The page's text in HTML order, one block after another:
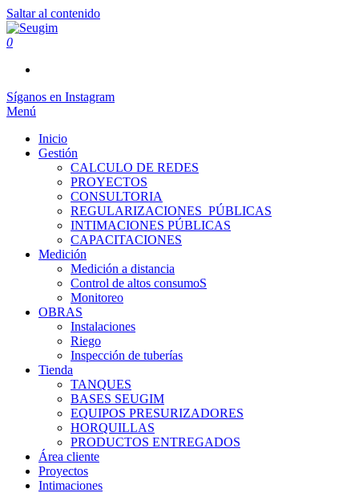
Saltar al contenido
0
Síganos en Instagram
Menú
Inicio
Gestión
CALCULO DE REDES
PROYECTOS
CONSULTORIA
REGULARIZACIONES_PÚBLICAS
INTIMACIONES PÚBLICAS
CAPACITACIONES
Medición
Medición a distancia
Control de altos consumoS
Monitoreo
OBRAS
Instalaciones
Riego
Inspección de tuberías
Tienda
TANQUES
BASES SEUGIM
EQUIPOS PRESURIZADORES
HORQUILLAS
PRODUCTOS ENTREGADOS
Área cliente
Proyectos
Intimaciones